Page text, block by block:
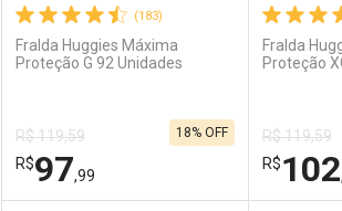
(183)
Fralda Huggies Máxima
Proteção G 92 Unidades
R$ 119,59
R$97,99
18% OFF
Fralda
Proteção
R$ 119,59
R$102